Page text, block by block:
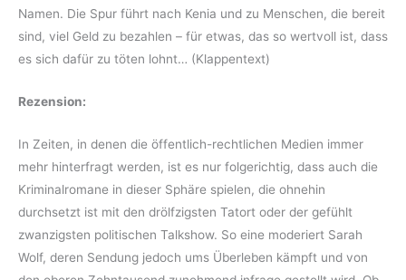
Namen. Die Spur führt nach Kenia und zu Menschen, die bereit
sind, viel Geld zu bezahlen – für etwas, das so wertvoll ist, dass
es sich dafür zu töten lohnt… (Klappentext)
Rezension:
In Zeiten, in denen die öffentlich-rechtlichen Medien immer
mehr hinterfragt werden, ist es nur folgerichtig, dass auch die
Kriminalromane in dieser Sphäre spielen, die ohnehin
durchsetzt ist mit den drölfzigsten Tatort oder der gefühlt
zwanzigsten politischen Talkshow. So eine moderiert Sarah
Wolf, deren Sendung jedoch ums Überleben kämpft und von